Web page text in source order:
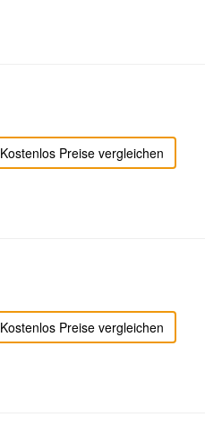
Kostenlos Preise vergleichen
Kostenlos Preise vergleichen